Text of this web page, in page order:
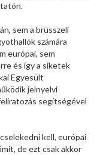
sem a brüsszeli
számára
európai, sem
és így a siketek
Egyesült
jelnyelvi
segítségével
kell, európai
de ezt csak akkor